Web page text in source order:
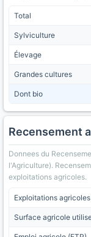
Total
Sylviculture
Élevage
Grandes cultures
Dont bio
Recensement
Donnees du
l'Agriculture).
exploitations agricoles.
Exploitations
Surface agricole